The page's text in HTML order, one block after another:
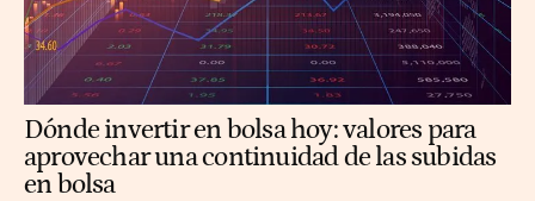
Dónde invertir en bolsa hoy: valores para
aprovechar una continuidad de las subidas
en bolsa